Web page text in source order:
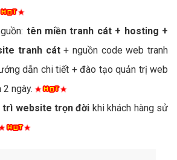
tên miền tranh cát + hosting +
tranh cát+ nguồn code web tranh
dẫn chi tiết + đào tạo quản trị web
ngày.
trì website trọn đời khi khách hàng sử